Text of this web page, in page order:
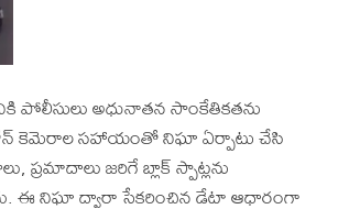
పోలీసులు అధునాతన సాంకేతికతను
కెమెరాల సహాయంతో నిఘా ఏర్పాటు చేసి
ప్రమాదాలు జరిగే బ్లాక్ స్పాట్లను
ఈ నిఘా ద్వారా సేకరించిన డేటా ఆధారంగా